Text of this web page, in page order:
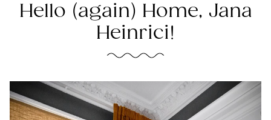
Hello (again) Home, Jana
Heinrici!